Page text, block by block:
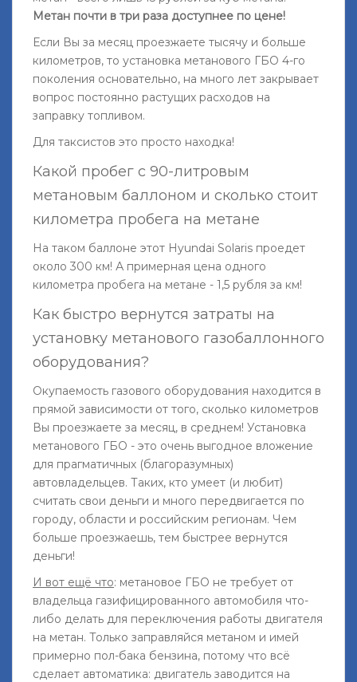
Метан почти в три раза доступнее по цене!
Если Вы за месяц проезжаете тысячу и больше
километров, то установка метанового ГБО 4-го
поколения основательно, на много лет закрывает
вопрос постоянно растущих расходов на
заправку топливом.
Для таксистов это просто находка!
Какой пробег с 90-литровым
метановым баллоном и сколько стоит
километра пробега на метане
На таком баллоне этот Hyundai Solaris проедет
около 300 км! А примерная цена одного
километра пробега на метане - 1,5 рубля за км!
Как быстро вернутся затраты на
установку метанового газобаллонного
оборудования?
Окупаемость газового оборудования находится в
прямой зависимости от того, сколько километров
Вы проезжаете за месяц, в среднем! Установка
метанового ГБО - это очень выгодное вложение
для прагматичных (благоразумных)
автовладельцев. Таких, кто умеет (и любит)
считать свои деньги и много передвигается по
городу, области и российским регионам. Чем
больше проезжаешь, тем быстрее вернутся
деньги!
И вот ещё что: метановое ГБО не требует от
владельца газифицированного автомобиля что-
либо делать для переключения работы двигателя
на метан. Только заправляйся метаном и имей
примерно пол-бака бензина, потому что всё
сделает автоматика: двигатель заводится на